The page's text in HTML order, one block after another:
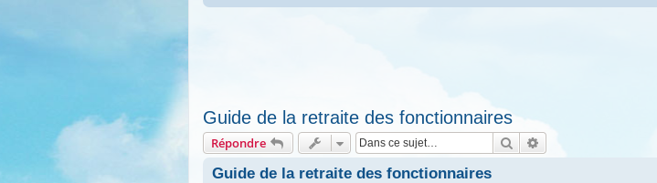
Guide de la retraite des fonctionnaires
Répondre Rechercher
Guide de la retraite des fonctionnaires